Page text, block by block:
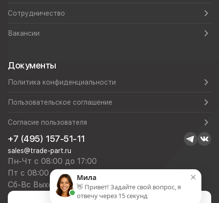
Сотрудничество
Вакансии
Документы
Политика конфиденциальности
Пользовательское соглашение
Согласие пользователя
+7 (495) 157-51-11
sales@trade-part.ru
Пн-Чт с 08:00 до 17:00
Пт с 08:00 до 16:00
Сб-Вс Выходной
×
Мила
👋 Привет! Задайте свой вопрос, я
отвечу через 15 секунд